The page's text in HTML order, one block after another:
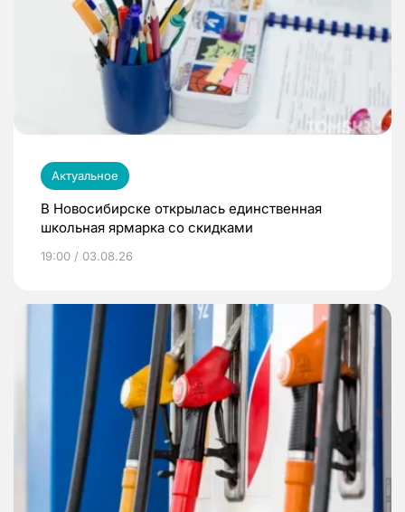
Актуальное
В Новосибирске открылась единственная
школьная ярмарка со скидками
19:00 / 03.08.26